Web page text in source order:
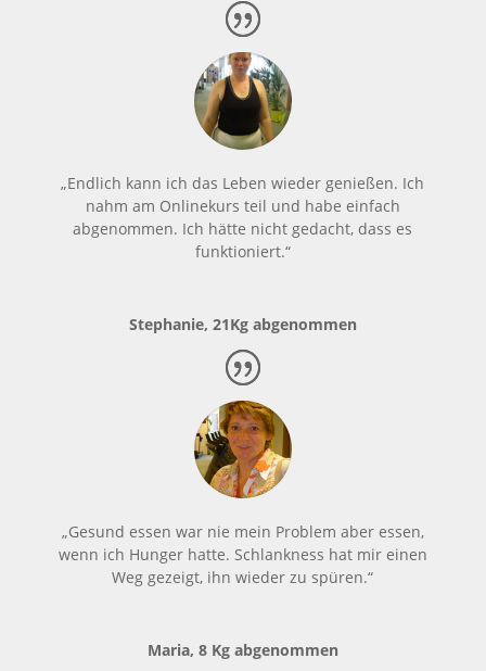
„Endlich kann ich das Leben wieder genießen. Ich
nahm am Onlinekurs teil und habe einfach
abgenommen. Ich hätte nicht gedacht, dass es
funktioniert.“
Stephanie, 21Kg abgenommen
„Gesund essen war nie mein Problem aber essen,
wenn ich Hunger hatte. Schlankness hat mir einen
Weg gezeigt, ihn wieder zu spüren.“
Maria, 8 Kg abgenommen